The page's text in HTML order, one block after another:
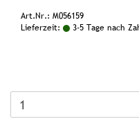
Art.Nr.: M056159
Lieferzeit:
3-5 Tage nach